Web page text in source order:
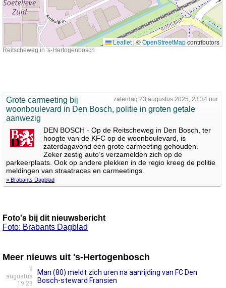
Leaflet |©OpenStreetMapcontributors
Reitscheweg in 's-Hertogenbosch
zaterdag 23 augustus 2025, 23:34 uur
Grote carmeeting bij
woonboulevard in Den Bosch, politie in groten getale
aanwezig
DEN BOSCH - Op de Reitscheweg in Den Bosch, ter
hoogte van de KFC op de woonboulevard, is
zaterdagavond een grote carmeeting gehouden.
Zeker zestig auto’s verzamelden zich op de
parkeerplaats. Ook op andere plekken in de regio kreeg de politie
meldingen van straatraces en carmeetings.
» Brabants Dagblad
Foto's bij dit nieuwsbericht
Foto: Brabants Dagblad
Meer nieuws uit 's-Hertogenbosch
8
augustus
19:23
Man (80) meldt zich uren na aanrijding van FC Den
Bosch-steward Fransien